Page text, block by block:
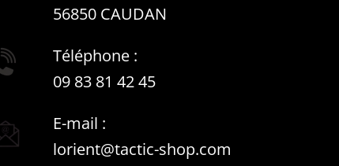
56850 CAUDAN
Téléphone :
09 83 81 42 45
E-mail :
lorient@tactic-shop.com